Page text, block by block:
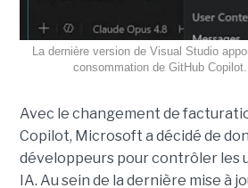
La dernière version de Visual Studio
consommation de GitHub
Avec le changement de
Copilot, Microsoft a décidé de
développeurs pour contrôler les
IA. Au sein de la dernière mise à